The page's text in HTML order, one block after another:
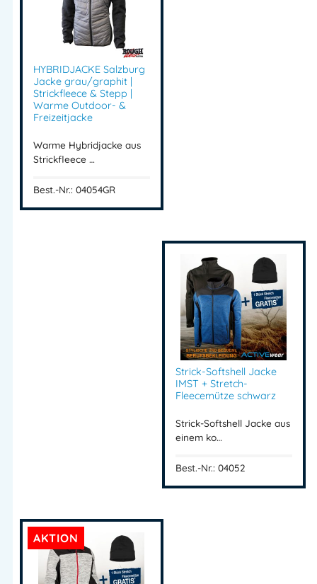
HYBRIDJACKE Salzburg
Jacke grau/graphit |
Strickfleece & Stepp |
Warme Outdoor- &
Freizeitjacke
Warme Hybridjacke aus
Strickfleece …
Best.-Nr.: 04054GR
Strick-Softshell Jacke
IMST + Stretch-
Fleecemütze schwarz
Strick-Softshell Jacke aus
einem ko…
Best.-Nr.: 04052
AKTION